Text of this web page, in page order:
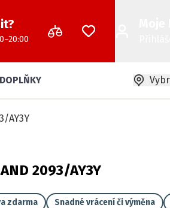
DOPLŇKY
AY3Y
2093/AY3Y
zdarma Snadné vrácení či výměna